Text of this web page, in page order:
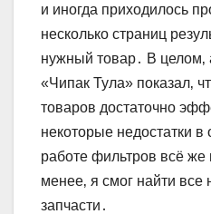
и иногда приходилось
несколько страниц
нужный товар․ В целом‚
«Чипак Тула» показал‚
товаров достаточно
некоторые недостатки в
работе фильтров всё
менее‚ я смог найти
запчасти․